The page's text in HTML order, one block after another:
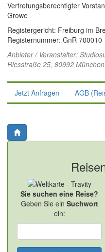
Vertretungsberechtigter
Growe
Registergericht: Freiburg im
Registernummer: GnR 700010
Anbieter / Veranstalter:
Riesstraße 25, 80992 München
Jetzt Anfragen AGB
Sie suchen eine Reise?
Geben Sie ein Suchwort
ein: